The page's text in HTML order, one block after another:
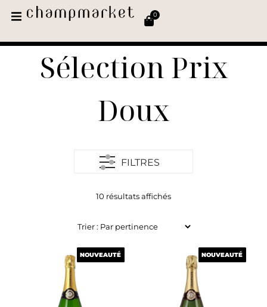
0
Sélection Prix
Doux
FILTRES
10 résultats affichés
NOUVEAUTÉ
NOUVEAUTÉ NOUVEAUTÉ
NOUVEAUTÉ